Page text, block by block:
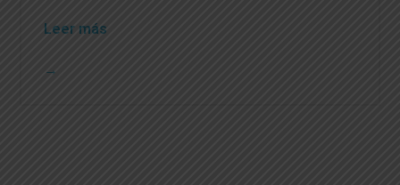
Leer más
→